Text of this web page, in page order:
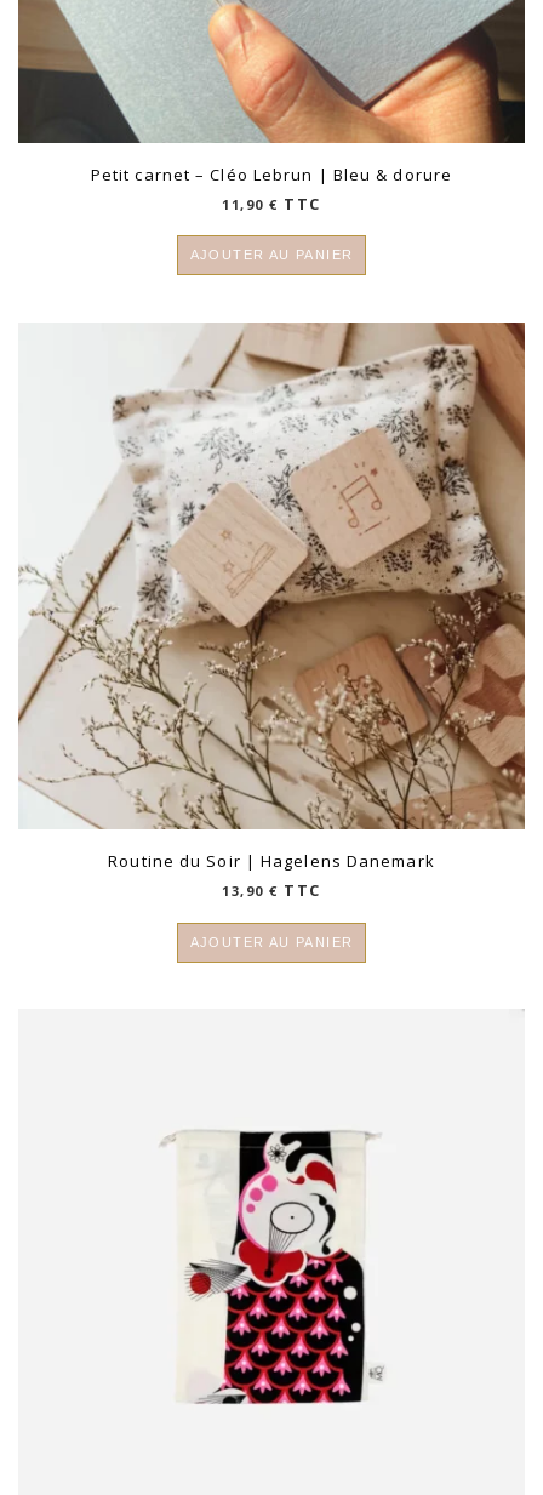
Petit carnet – Cléo Lebrun | Bleu & dorure
11,90€ TTC
AJOUTER AU PANIER
Routine du Soir | Hagelens Danemark
13,90€ TTC
AJOUTER AU PANIER